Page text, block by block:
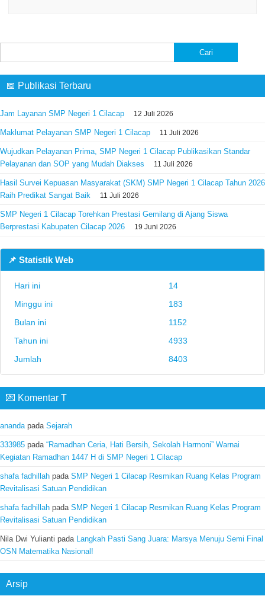
untuk:
📅 Publikasi Terbaru
Jam Layanan SMP Negeri 1 Cilacap 12 Juli 2026
Maklumat Pelayanan SMP Negeri 1 Cilacap 11 Juli 2026
Wujudkan Pelayanan Prima, SMP Negeri 1 Cilacap Publikasikan Standar
Pelayanan dan SOP yang Mudah Diakses
11 Juli 2026
Hasil Survei Kepuasan Masyarakat (SKM) SMP Negeri 1 Cilacap Tahun 2026
Raih Predikat Sangat Baik
11 Juli 2026
SMP Negeri 1 Cilacap Torehkan Prestasi Gemilang di Ajang Siswa
Berprestasi Kabupaten Cilacap 2026
19 Juni 2026
📌 Statistik Web
Hari ini
14
Minggu ini
183
Bulan ini
1152
Tahun ini
4933
Jumlah
8403
💌 Komentar T
ananda pada Sejarah
333985 pada “Ramadhan Ceria, Hati Bersih, Sekolah Harmoni” Warnai
Kegiatan Ramadhan 1447 H di SMP Negeri 1 Cilacap
shafa fadhillah pada SMP Negeri 1 Cilacap Resmikan Ruang Kelas Program
Revitalisasi Satuan Pendidikan
shafa fadhillah pada SMP Negeri 1 Cilacap Resmikan Ruang Kelas Program
Revitalisasi Satuan Pendidikan
Nila Dwi Yulianti pada
Langkah Pasti Sang Juara: Marsya Menuju Semi Final
OSN Matematika Nasional!
Arsip